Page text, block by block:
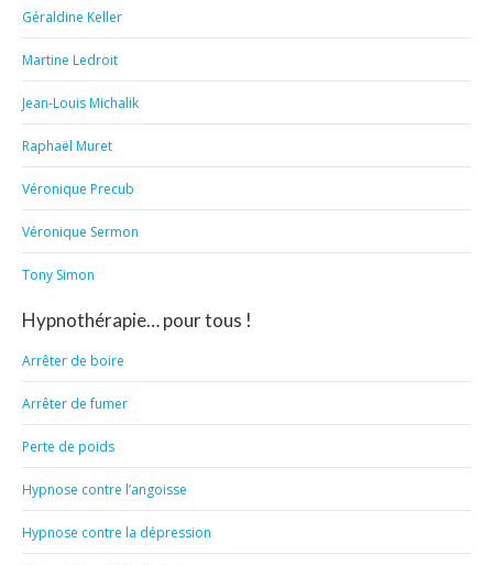
Géraldine Keller
Martine Ledroit
Jean-Louis Michalik
Raphaël Muret
Véronique Precub
Véronique Sermon
Tony Simon
Hypnothérapie… pour tous !
Arrêter de boire
Arrêter de fumer
Perte de poids
Hypnose contre l’angoisse
Hypnose contre la dépression